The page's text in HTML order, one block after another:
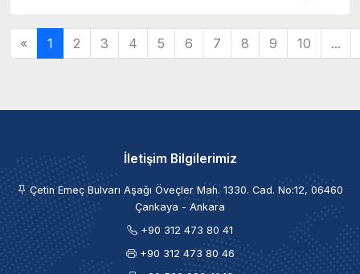
« 1 2 3 4 5 6 7 8 9 10 ...
İletişim Bilgilerimiz
Çetin Emeç Bulvarı Aşağı Öveçler Mah. 1330. Cad. No:12, 06460
Çankaya - Ankara
+90 312 473 80 41
+90 312 473 80 46